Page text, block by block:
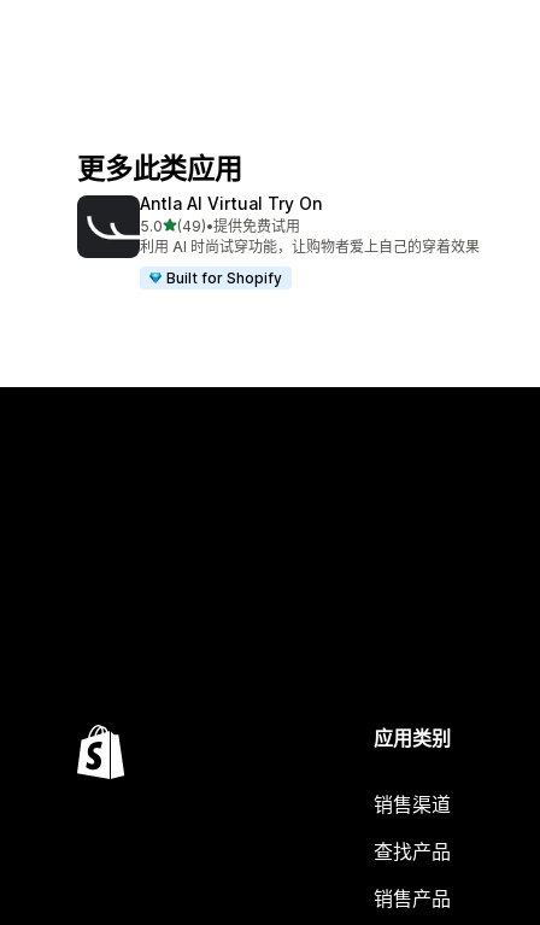
更多此类应用
Antla AI Virtual Try On
5.0星（满分 5 星）
(49)
总共 49 条评论
•提供免费试用
利用 AI 时尚试穿功能，让购物者爱上自己的穿着效果
Built for Shopify
应用类别
销售渠道
查找产品
销售产品